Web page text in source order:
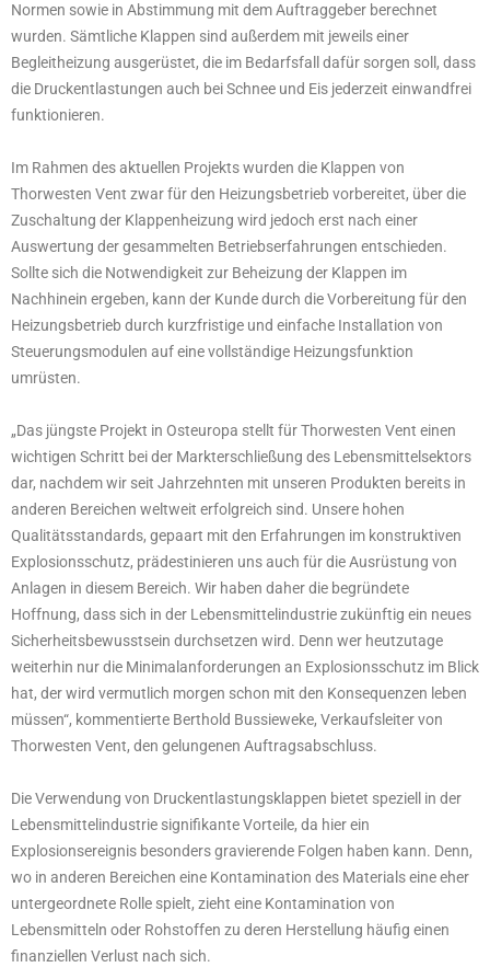
Normen sowie in Abstimmung mit dem Auftraggeber berechnet
wurden. Sämtliche Klappen sind außerdem mit jeweils einer
Begleitheizung ausgerüstet, die im Bedarfsfall dafür sorgen soll, dass
die Druckentlastungen auch bei Schnee und Eis jederzeit einwandfrei
funktionieren.
Im Rahmen des aktuellen Projekts wurden die Klappen von
Thorwesten Vent zwar für den Heizungsbetrieb vorbereitet, über die
Zuschaltung der Klappenheizung wird jedoch erst nach einer
Auswertung der gesammelten Betriebserfahrungen entschieden.
Sollte sich die Notwendigkeit zur Beheizung der Klappen im
Nachhinein ergeben, kann der Kunde durch die Vorbereitung für den
Heizungsbetrieb durch kurzfristige und einfache Installation von
Steuerungsmodulen auf eine vollständige Heizungsfunktion
umrüsten.
„Das jüngste Projekt in Osteuropa stellt für Thorwesten Vent einen
wichtigen Schritt bei der Markterschließung des Lebensmittelsektors
dar, nachdem wir seit Jahrzehnten mit unseren Produkten bereits in
anderen Bereichen weltweit erfolgreich sind. Unsere hohen
Qualitätsstandards, gepaart mit den Erfahrungen im konstruktiven
Explosionsschutz, prädestinieren uns auch für die Ausrüstung von
Anlagen in diesem Bereich. Wir haben daher die begründete
Hoffnung, dass sich in der Lebensmittelindustrie zukünftig ein neues
Sicherheitsbewusstsein durchsetzen wird. Denn wer heutzutage
weiterhin nur die Minimalanforderungen an Explosionsschutz im Blick
hat, der wird vermutlich morgen schon mit den Konsequenzen leben
müssen“, kommentierte Berthold Bussieweke, Verkaufsleiter von
Thorwesten Vent, den gelungenen Auftragsabschluss.
Die Verwendung von Druckentlastungsklappen bietet speziell in der
Lebensmittelindustrie signifikante Vorteile, da hier ein
Explosionsereignis besonders gravierende Folgen haben kann. Denn,
wo in anderen Bereichen eine Kontamination des Materials eine eher
untergeordnete Rolle spielt, zieht eine Kontamination von
Lebensmitteln oder Rohstoffen zu deren Herstellung häufig einen
finanziellen Verlust nach sich.